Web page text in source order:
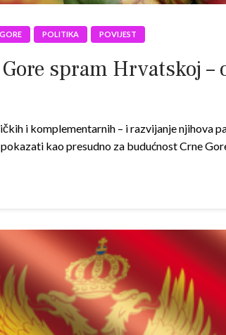
POLITIKA POVIJEST
spram Hrvatskoj
i komplementarnih – i razvijanje njihova
kao presudno za budućnost Crne